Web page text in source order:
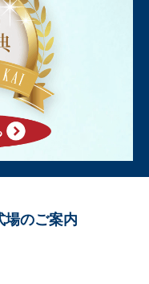
場のご案内